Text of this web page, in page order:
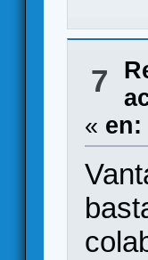
7
« en: